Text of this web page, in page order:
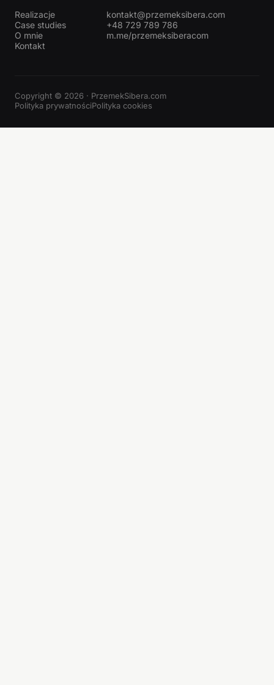
Realizacje
Case studies
O mnie
Kontakt
kontakt@przemeksibera.com
+48 729 789 786
m.me/przemeksiberacom
Copyright © 2026 · PrzemekSibera.com
Polityka prywatnościPolityka cookies